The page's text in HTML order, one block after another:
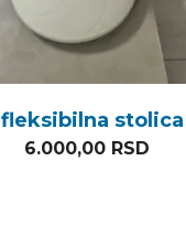
stolica
6.000,00 RSD